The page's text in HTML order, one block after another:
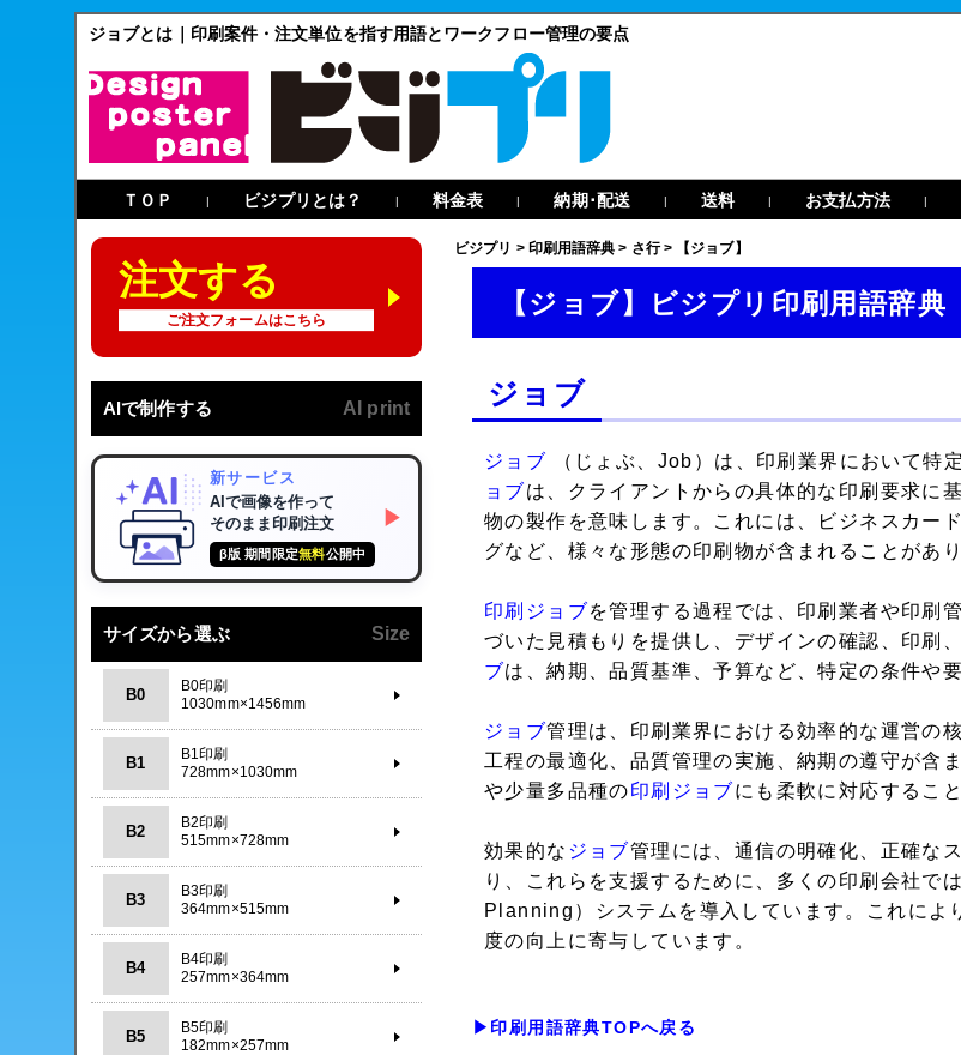
ジョブとは｜印刷案件・注文単位を指す用語とワークフロー管理の要点
ＴＯＰ | ビジプリとは？ | 料金表 | 納期･配送 | 送料 | お支払方法 |
ビジプリ > 印刷用語辞典 > さ行> 【ジョブ】
【ジョブ】ビジプリ印刷用語辞典
ジョブ
ジョブ （じょぶ、Job）は、印刷業界において特
ョブは、クライアントからの具体的な印刷要求に
物の製作を意味します。これには、ビジネスカード
グなど、様々な形態の印刷物が含まれることがあり
印刷ジョブを管理する過程では、印刷業者や印刷
づいた見積もりを提供し、デザインの確認、印刷
ブは、納期、品質基準、予算など、特定の条件や
ジョブ管理は、印刷業界における効率的な運営の
工程の最適化、品質管理の実施、納期の遵守が含
や少量多品種の印刷ジョブにも柔軟に対応するこ
効果的な ジョブ管理には、通信の明確化、正確な
り、これらを支援するために、多くの印刷会社
Planning）システムを導入しています。これによ
度の向上に寄与しています。
▶印刷用語辞典TOPへ戻る
注文する
ご注文フォームはこちら
AIで制作する AI print
新サービス
AIで画像を作って
そのまま印刷注文
β版 期間限定無料公開中
▶
サイズから選ぶ Size
B0
B0印刷
1030mm×1456mm
B1
B1印刷
728mm×1030mm
B2
B2印刷
515mm×728mm
B3
B3印刷
364mm×515mm
B4
B4印刷
257mm×364mm
B5
B5印刷
182mm×257mm